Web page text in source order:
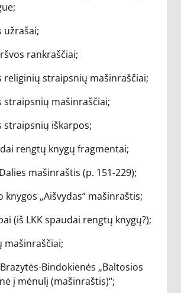
užrašai;
rankraščiai;
religinių straipsnių mašinraščiai;
straipsnių mašinraščiai;
straipsnių iškarpos;
rengtų knygų fragmentai;
mašinraštis (p. 151-229);
knygos „Aišvydas“ mašinraštis;
(iš LKK spaudai rengtų knygų?);
mašinraščiai;
Bindokienės „Baltosios
į mėnulį (mašinraštis)“;